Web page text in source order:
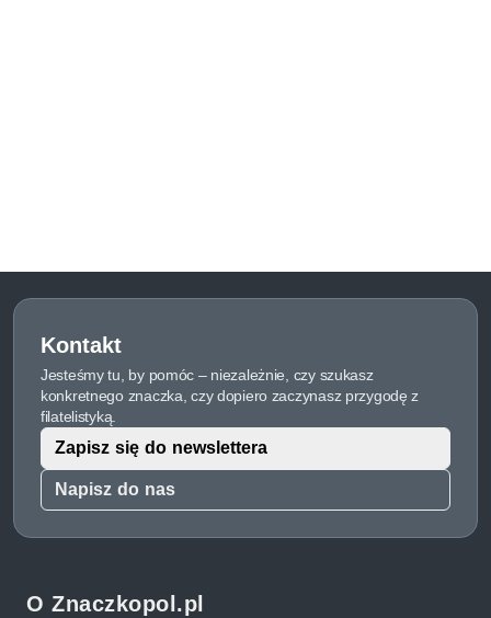
Kontakt
Jesteśmy tu, by pomóc – niezależnie, czy szukasz
konkretnego znaczka, czy dopiero zaczynasz przygodę z
filatelistyką.
Napisz do nas
Zapisz się do newslettera
O Znaczkopol.pl